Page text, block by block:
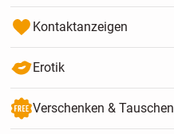
Kontaktanzeigen
Erotik
Verschenken & Tauschen